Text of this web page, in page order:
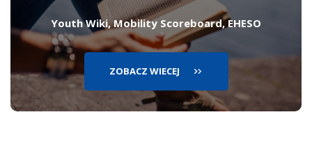
Youth Wiki, Mobility Scoreboard, EHESO
ZOBACZ WIECEJ